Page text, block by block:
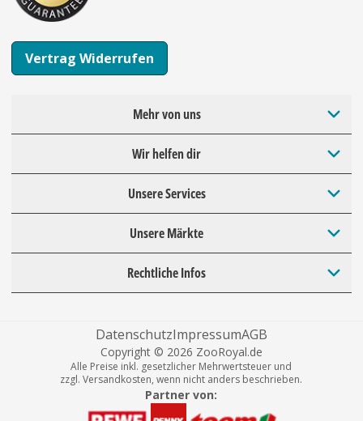
Vertrag Widerrufen
Mehr von uns
Wir helfen dir
Unsere Services
Unsere Märkte
Rechtliche Infos
DatenschutzImpressumAGB
Copyright © 2026 ZooRoyal.de
Alle Preise inkl. gesetzlicher Mehrwertsteuer und
zzgl. Versandkosten, wenn nicht anders beschrieben.
Partner von: